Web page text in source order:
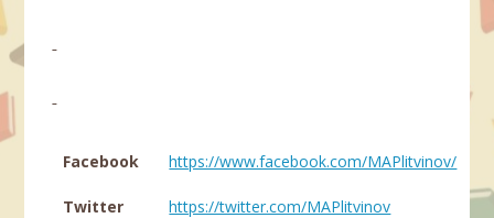
Facebook https://www.facebook.com/MAPlitvinov/
Twitter https://twitter.com/MAPlitvinov